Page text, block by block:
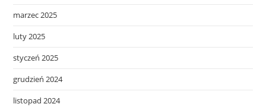
marzec 2025
luty 2025
styczeń 2025
grudzień 2024
listopad 2024